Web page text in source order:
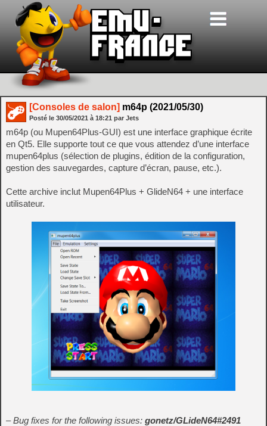
[Consoles de salon] m64p (2021/05/30)
Posté le 30/05/2021 à 18:21 par Jets
m64p (ou Mupen64Plus-GUI) est une interface graphique écrite
en Qt5. Elle supporte tout ce que vous attendez d’une interface
mupen64plus (sélection de plugins, édition de la configuration,
gestion des sauvegardes, capture d’écran, pause, etc.).
Cette archive inclut Mupen64Plus + GlideN64 + une interface
utilisateur.
– Bug fixes for the following issues: gonetz/GLideN64#2491